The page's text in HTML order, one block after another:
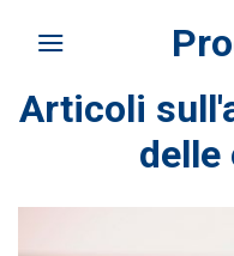
Articoli
delle